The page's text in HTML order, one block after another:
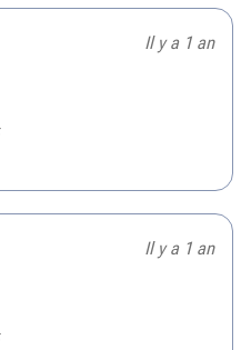
Il y a 1 an
Il y a 1 an